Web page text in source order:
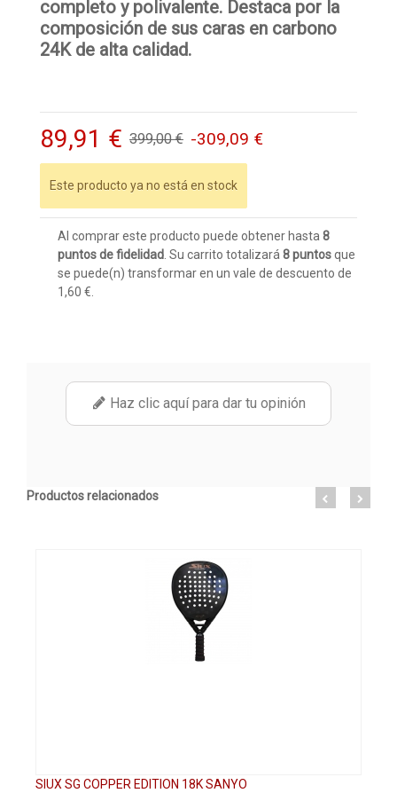
completo y polivalente. Destaca por la
composición de sus caras en carbono
24K de alta calidad.
89,91 € 399,00 € -309,09 €
Este producto ya no está en stock
Al comprar este producto puede obtener hasta 8
puntos de fidelidad . Su carrito totalizará 8puntosque
se puede(n) transformar en un vale de descuento de
1,60 €
Haz clic aquí para dar tu opinión
Productos relacionados
SIUX SG COPPER EDITION 18K SANYO